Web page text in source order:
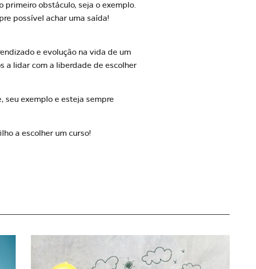
primeiro obstáculo, seja o exemplo.
possível achar uma saída!
e evolução na vida de um
a lidar com a liberdade de escolher
seu exemplo e esteja sempre
a escolher um curso!